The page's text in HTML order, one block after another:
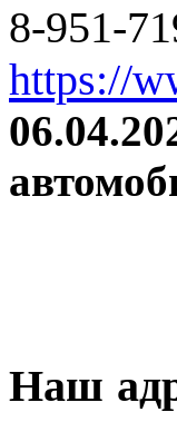
8-951-
https://
Наш